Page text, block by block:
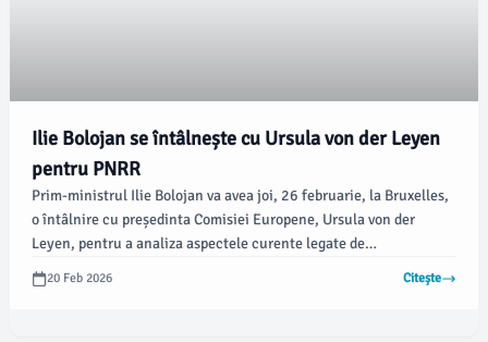
Ilie Bolojan se întâlnește cu Ursula von der Leyen
pentru PNRR
Prim-ministrul Ilie Bolojan va avea joi, 26 februarie, la Bruxelles,
o întâlnire cu președinta Comisiei Europene, Ursula von der
Leyen, pentru a analiza aspectele curente legate de
implementarea PNRR, conform unui comunicat al Executivului.
De asemenea, în cadrul discuțiilor, premierul va detalia
20 Feb 2026 Citește